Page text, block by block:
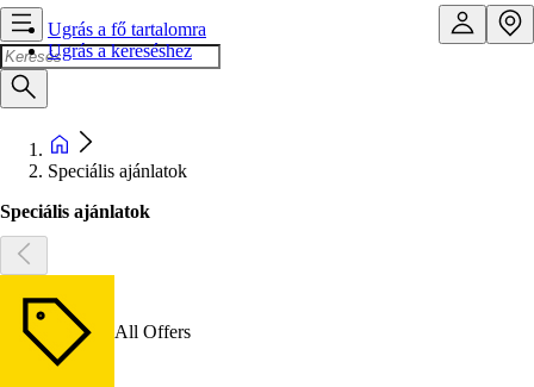
Ugrás a fő tartalomra
Ugrás a kereséshez
Speciális ajánlatok
Speciális ajánlatok
All Offers